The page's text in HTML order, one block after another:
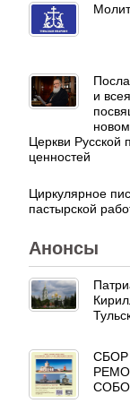
и
Церкви Русской
ценностей
Циркулярное
пастырской
Анонсы